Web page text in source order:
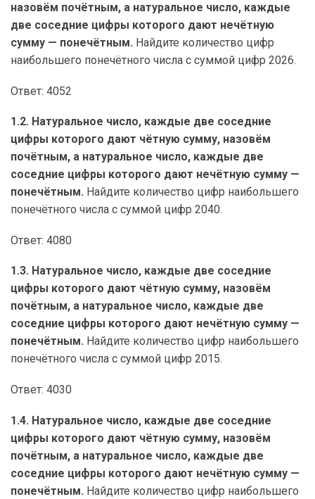
назовём почётным, а натуральное число, каждые
две соседние цифры которого дают нечётную
сумму — понечётным. Найдите количество цифр
наибольшего понечётного числа с суммой цифр 2026.
Ответ: 4052
1.2. Натуральное число, каждые две соседние
цифры которого дают чётную сумму, назовём
почётным, а натуральное число, каждые две
соседние цифры которого дают нечётную сумму —
понечётным. Найдите количество цифр наибольшего
понечётного числа с суммой цифр 2040.
Ответ: 4080
1.3. Натуральное число, каждые две соседние
цифры которого дают чётную сумму, назовём
почётным, а натуральное число, каждые две
соседние цифры которого дают нечётную сумму —
понечётным. Найдите количество цифр наибольшего
понечётного числа с суммой цифр 2015.
Ответ: 4030
1.4. Натуральное число, каждые две соседние
цифры которого дают чётную сумму, назовём
почётным, а натуральное число, каждые две
соседние цифры которого дают нечётную сумму —
понечётным. Найдите количество цифр наибольшего